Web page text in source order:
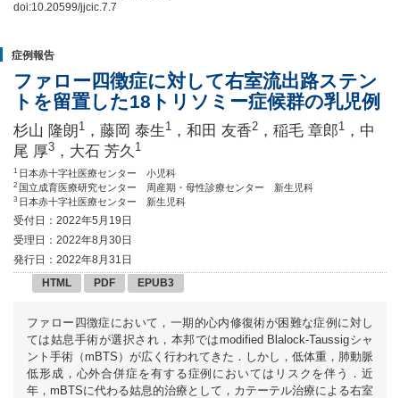
doi:10.20599/jjcic.7.7
症例報告
ファロー四徴症に対して右室流出路ステン
トを留置した18トリソミー症候群の乳児例
杉山 隆朗1 ，藤岡 泰生 1 ，和田 友香2 ，稲毛 章郎1
，中
尾 厚3 ，大石 芳久 1
1 日本赤十字社医療センター 小児科
2 国立成育医療研究センター 周産期・母性診療センター 新生児科
3 日本赤十字社医療センター 新生児科
受付日：2022年5月19日
受理日：2022年8月30日
発行日：2022年8月31日
HTML
PDF EPUB3
ファロー四徴症において，一期的心内修復術が困難な症例に対し
ては姑息手術が選択され，本邦ではmodified Blalock-Taussigシャ
ント手術（mBTS）が広く行われてきた．しかし，低体重，肺動脈
低形成，心外合併症を有する症例においてはリスクを伴う．近
年，mBTSに代わる姑息的治療として，カテーテル治療による右室